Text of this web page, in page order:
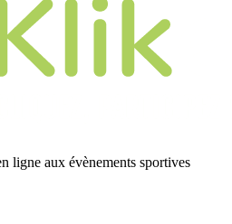
ligne aux évènements sportives